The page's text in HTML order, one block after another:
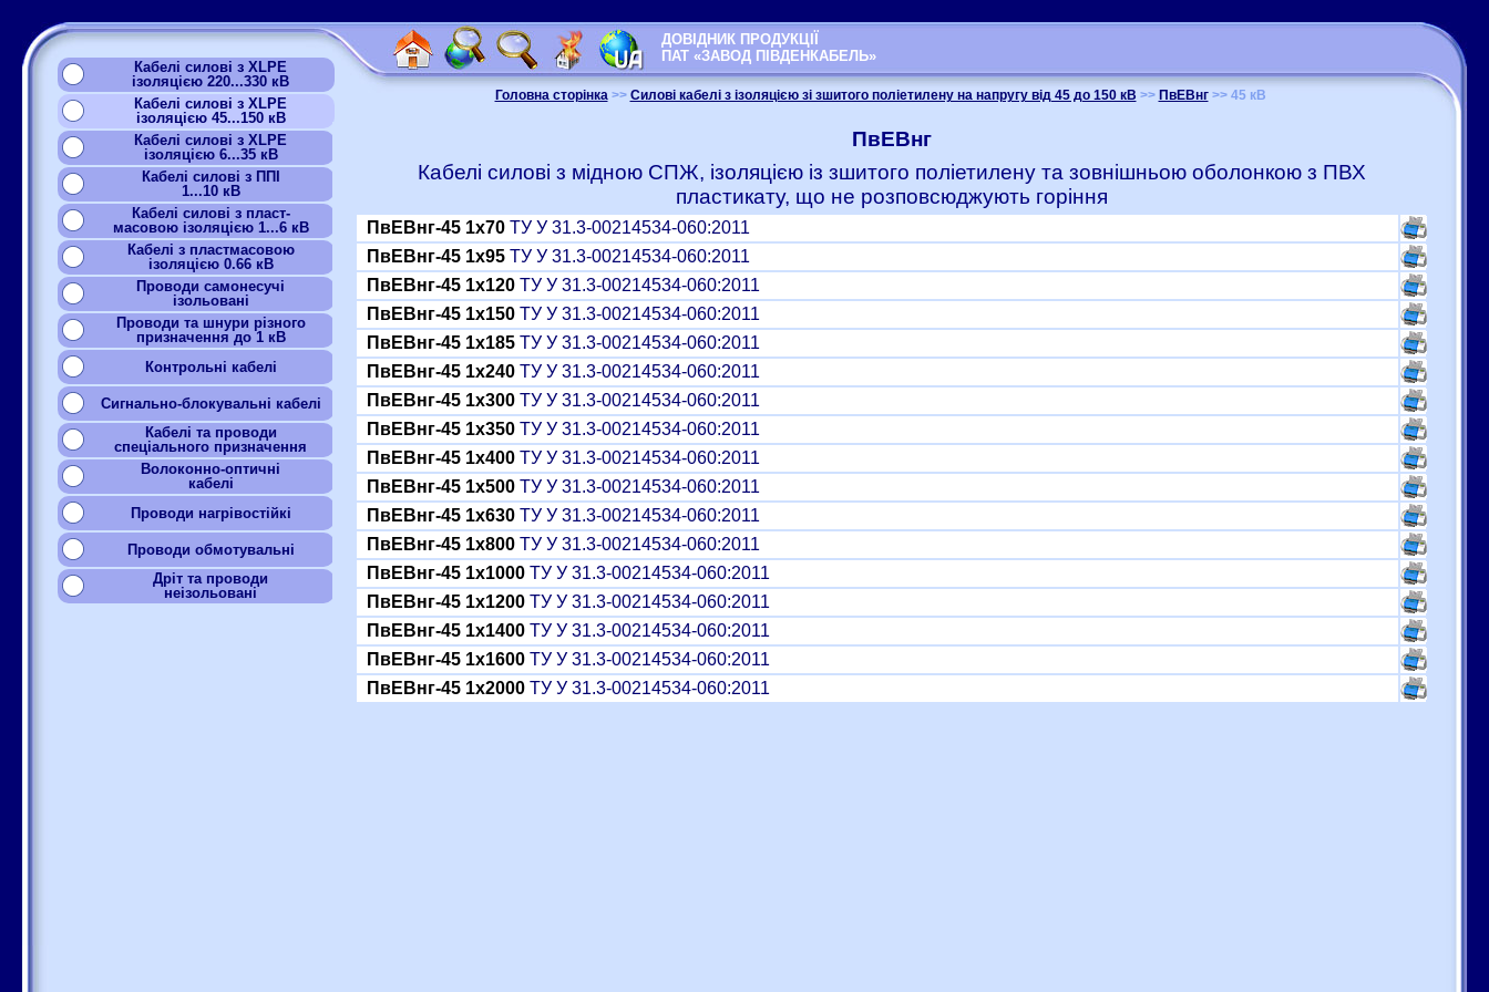
Кабелі силові з XLPE
ізоляцією 220...330 кВ
Кабелі силові з XLPE
ізоляцією 45...150 кВ
Кабелі силові з XLPE
ізоляцією 6...35 кВ
Кабелі силові з ППІ
1...10 кВ
Кабелі силові з пласт-
масовою ізоляцією 1...6 кВ
Кабелі з пластмасовою
ізоляцією 0.66 кВ
Проводи самонесучі
ізольовані
Проводи та шнури різного
призначення до 1 кВ
Контрольні кабелі
Сигнально-блокувальні кабелі
Кабелі та проводи
спеціального призначення
Волоконно-оптичні
кабелі
Проводи нагрівостійкі
Проводи обмотувальні
Дріт та проводи
неізольовані
ДОВІДНИК ПРОДУКЦІЇ
ПАТ «ЗАВОД ПІВДЕНКАБЕЛЬ»
Головна сторінка>> Силові кабелі з ізоляцією зі зшитого поліетилену на напругу від 45 до 150 кВ >> ПвЕВнг>> 45 кВ
ПвЕВнг
Кабелі силові з мідною СПЖ, ізоляцією із зшитого поліетилену та зовнішньою оболонкою з ПВХ
пластикату, що не розповсюджують горіння
ПвЕВнг-45 1x70 ТУ У 31.3-00214534-060:2011
ПвЕВнг-45 1x95 ТУ У 31.3-00214534-060:2011
ПвЕВнг-45 1x120 ТУ У 31.3-00214534-060:2011
ПвЕВнг-45 1x150 ТУ У 31.3-00214534-060:2011
ПвЕВнг-45 1x185 ТУ У 31.3-00214534-060:2011
ПвЕВнг-45 1x240 ТУ У 31.3-00214534-060:2011
ПвЕВнг-45 1x300 ТУ У 31.3-00214534-060:2011
ПвЕВнг-45 1x350 ТУ У 31.3-00214534-060:2011
ПвЕВнг-45 1x400 ТУ У 31.3-00214534-060:2011
ПвЕВнг-45 1x500 ТУ У 31.3-00214534-060:2011
ПвЕВнг-45 1x630 ТУ У 31.3-00214534-060:2011
ПвЕВнг-45 1x800 ТУ У 31.3-00214534-060:2011
ПвЕВнг-45 1x1000 ТУ У 31.3-00214534-060:2011
ПвЕВнг-45 1x1200 ТУ У 31.3-00214534-060:2011
ПвЕВнг-45 1x1400 ТУ У 31.3-00214534-060:2011
ПвЕВнг-45 1x1600 ТУ У 31.3-00214534-060:2011
ПвЕВнг-45 1x2000 ТУ У 31.3-00214534-060:2011